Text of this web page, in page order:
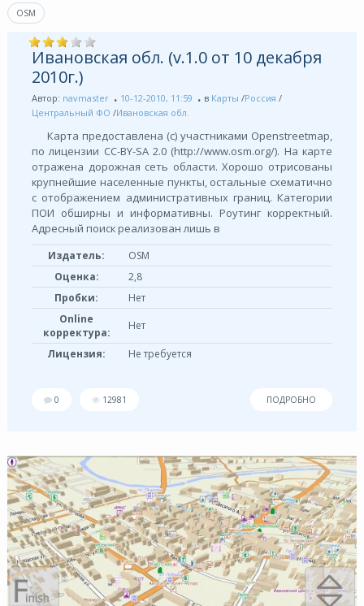
OSM
Ивановская обл. (v.1.0 от 10 декабря
2010г.)
Автор: navmaster 10-12-2010, 11:59 в Карты /Россия /
Центральный ФО /Ивановская обл.
Карта предоставлена (с) участниками Openstreetmap,
по лицензии СС-BY-SA 2.0 (http://www.osm.org/). На карте
отражена дорожная сеть области. Хорошо отрисованы
крупнейшие населенные пункты, остальные схематично
с отображением административных границ. Категории
ПОИ обширны и информативны. Роутинг корректный.
Адресный поиск реализован лишь в
Издатель:
OSM
Оценка:
2,8
Пробки:
Нет
Online
корректура:
Нет
Лицензия: Не требуется
0 12981 ПОДРОБНО